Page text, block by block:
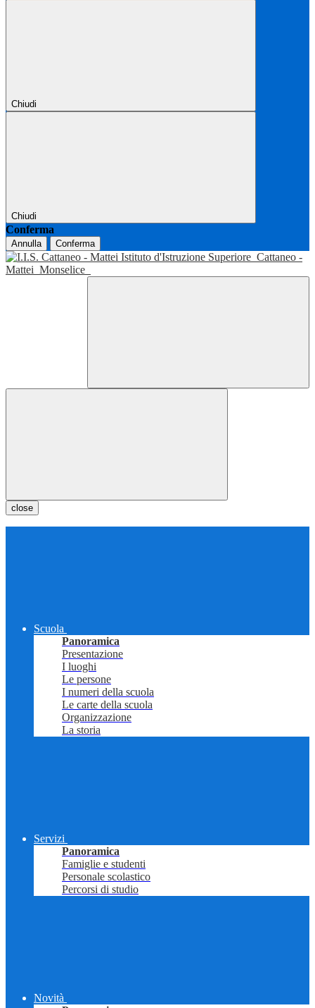
Chiudi
Chiudi
Conferma
Annulla Conferma
Istituto d'Istruzione Superiore Cattaneo -
Mattei Monselice
close
Scuola
Panoramica
Presentazione
I luoghi
Le persone
I numeri della scuola
Le carte della scuola
Organizzazione
La storia
Servizi
Panoramica
Famiglie e studenti
Personale scolastico
Percorsi di studio
Novità